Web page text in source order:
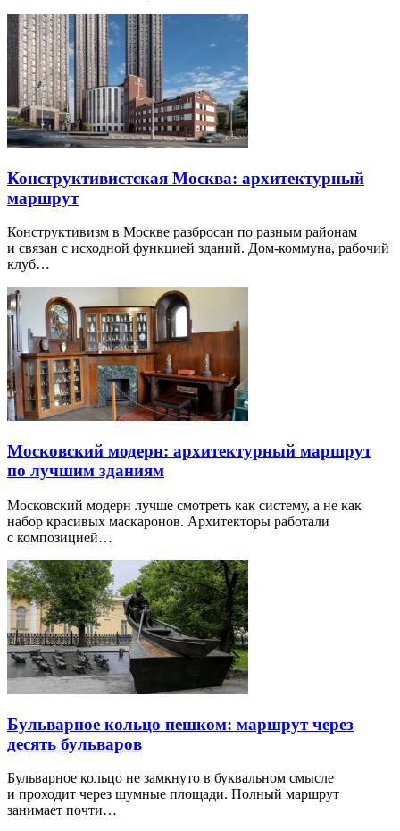
Конструктивистская Москва: архитектурный
маршрут
Конструктивизм в Москве разбросан по разным районам
и связан с исходной функцией зданий. Дом-коммуна, рабочий
клуб…
Московский модерн: архитектурный маршрут
по лучшим зданиям
Московский модерн лучше смотреть как систему, а не как
набор красивых маскаронов. Архитекторы работали
с композицией…
Бульварное кольцо пешком: маршрут через
десять бульваров
Бульварное кольцо не замкнуто в буквальном смысле
и проходит через шумные площади. Полный маршрут
занимает почти…